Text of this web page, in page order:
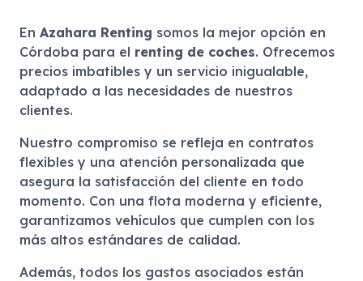
En Azahara Renting somos la mejor opción en
Córdoba para el renting de coches. Ofrecemos
precios imbatibles y un servicio inigualable,
adaptado a las necesidades de nuestros
clientes.
Nuestro compromiso se refleja en contratos
flexibles y una atención personalizada que
asegura la satisfacción del cliente en todo
momento. Con una flota moderna y eficiente,
garantizamos vehículos que cumplen con los
más altos estándares de calidad.
Además, todos los gastos asociados están